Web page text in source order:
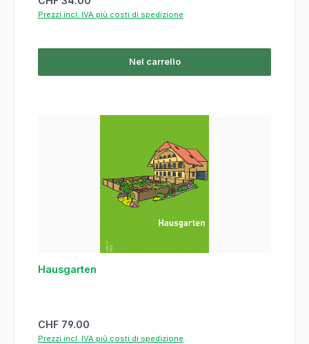
Prezzi incl. IVA più costi di spedizione
Nel carrello
Hausgarten
Prezzo normale:
CHF 79.00
Prezzi incl. IVA più costi di spedizione